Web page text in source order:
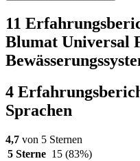
11
Blumat Universal
4
Sprachen
4,7 von 5 Sternen
5 Sterne 15 (83%)